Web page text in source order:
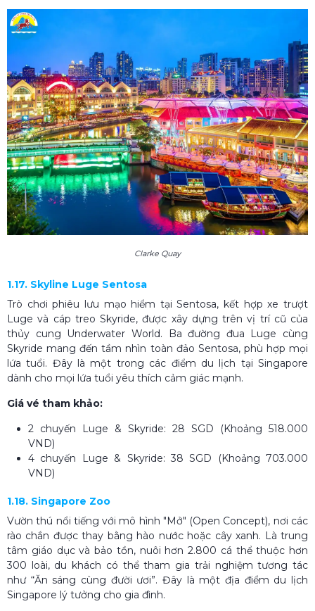
Clarke Quay
1.17. Skyline Luge Sentosa
Trò chơi phiêu lưu mạo hiểm tại Sentosa, kết hợp xe trượt
Luge và cáp treo Skyride, được xây dựng trên vị trí cũ của
thủy cung Underwater World. Ba đường đua Luge cùng
Skyride mang đến tầm nhìn toàn đảo Sentosa, phù hợp mọi
lứa tuổi. Đây là một trong các điểm du lịch tại Singapore
dành cho mọi lứa tuổi yêu thích cảm giác mạnh.
Giá vé tham khảo:
2 chuyến Luge & Skyride: 28 SGD (Khoảng 518.000
VND)
4 chuyến Luge & Skyride: 38 SGD (Khoảng 703.000
VND)
1.18. Singapore Zoo
Vườn thú nổi tiếng với mô hình "Mở" (Open Concept), nơi các
rào chắn được thay bằng hào nước hoặc cây xanh. Là trung
tâm giáo dục và bảo tồn, nuôi hơn 2.800 cá thể thuộc hơn
300 loài, du khách có thể tham gia trải nghiệm tương tác
như “Ăn sáng cùng đười ươi”. Đây là một địa điểm du lịch
Singapore lý tưởng cho gia đình.